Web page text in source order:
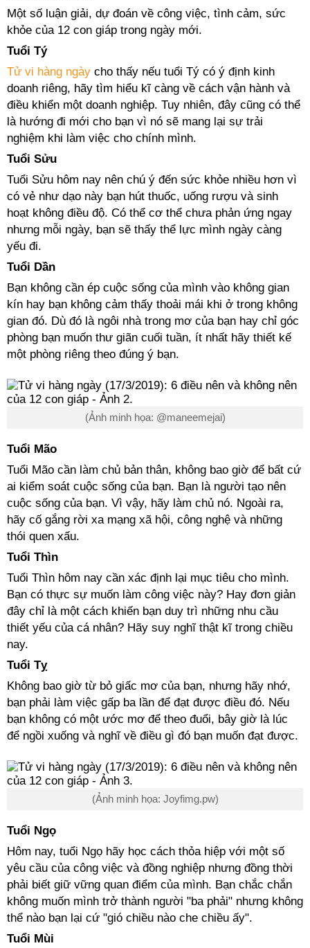
Một số luận giải, dự đoán về công việc, tình cảm, sức
khỏe của 12 con giáp trong ngày mới.
Tuổi Tý
Tử vi hàng ngày cho thấy nếu tuổi Tý có ý định kinh
doanh riêng, hãy tìm hiểu kĩ càng về cách vận hành và
điều khiển một doanh nghiệp. Tuy nhiên, đây cũng có thể
là hướng đi mới cho bạn vì nó sẽ mang lại sự trải
nghiệm khi làm việc cho chính mình.
Tuổi Sửu
Tuổi Sửu hôm nay nên chú ý đến sức khỏe nhiều hơn vì
có vẻ như dạo này bạn hút thuốc, uống rượu và sinh
hoạt không điều độ. Có thể cơ thể chưa phản ứng ngay
nhưng mỗi ngày, bạn sẽ thấy thể lực mình ngày càng
yếu đi.
Tuổi Dần
Bạn không cần ép cuộc sống của mình vào không gian
kín hay bạn không cảm thấy thoải mái khi ở trong không
gian đó. Dù đó là ngôi nhà trong mơ của bạn hay chỉ góc
phòng bạn muốn thư giãn cuối tuần, ít nhất hãy thiết kế
một phòng riêng theo đúng ý bạn.
(Ảnh minh họa: @maneemejai)
Tuổi Mão
Tuổi Mão cần làm chủ bản thân, không bao giờ để bất cứ
ai kiểm soát cuộc sống của bạn. Bạn là người tạo nên
cuộc sống của bạn. Vì vậy, hãy làm chủ nó. Ngoài ra,
hãy cố gắng rời xa mạng xã hội, công nghệ và những
thói quen xấu.
Tuổi Thìn
Tuổi Thìn hôm nay cần xác định lại mục tiêu cho mình.
Bạn có thực sự muốn làm công việc này? Hay đơn giản
đây chỉ là một cách khiến bạn duy trì những nhu cầu
thiết yếu của cá nhân? Hãy suy nghĩ thật kĩ trong chiều
nay.
Tuổi Tỵ
Không bao giờ từ bỏ giấc mơ của bạn, nhưng hãy nhớ,
bạn phải làm việc gấp ba lần để đạt được điều đó. Nếu
bạn không có một ước mơ để theo đuổi, bây giờ là lúc
để ngồi xuống và nghĩ về điều gì đó bạn muốn đạt được.
(Ảnh minh họa: Joyfimg.pw)
Tuổi Ngọ
Hôm nay, tuổi Ngọ hãy học cách thỏa hiệp với một số
yêu cầu của công việc và đồng nghiệp nhưng đồng thời
phải biết giữ vững quan điểm của mình. Bạn chắc chắn
không muốn mình trở thành người "ba phải" nhưng không
thể nào bạn lại cứ "gió chiều nào che chiều ấy".
Tuổi Mùi